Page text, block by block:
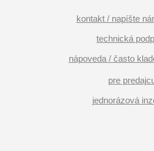
kontakt / napíšte
technická
nápoveda / často
pre
jednorázová